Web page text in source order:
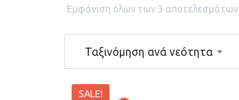
Εμφάνιση όλων των 3 αποτελεσμάτων
Ταξινόμηση ανά νεότητα
SALE!